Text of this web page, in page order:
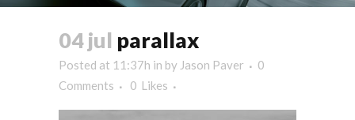
04 jul parallax
Posted at 11:37h in by Jason Paver
0
Comments
0 Likes